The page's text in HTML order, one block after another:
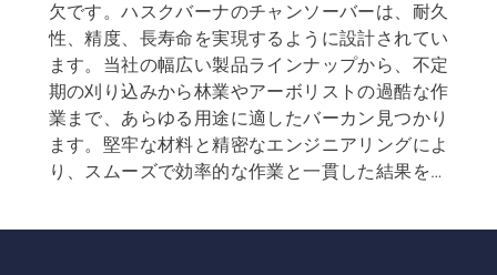
欠です。ハスクバーナのチャンソーバーは、耐久
性、精度、長寿命を実現するように設計されてい
ます。当社の幅広い製品ラインナップから、不定
期の刈り込みから林業やアーボリストの過酷な作
業まで、あらゆる用途に適したバーカン見つかり
ます。堅牢な材料と精密なエンジニアリングによ
り、スムーズで効率的な作業と一貫した結果を保